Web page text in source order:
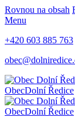
Rovnou na obsah
Menu
+420 603 885 763
ObecDolní Ředice
ObecDolní Ředice